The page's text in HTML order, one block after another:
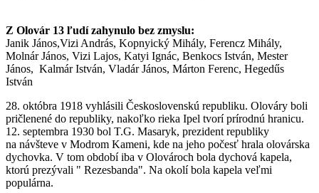
Z Olovár 13 ľudí zahynulo bez zmyslu:
Janik János,Vizi András, Kopnyický Mihály, Ferencz Mihály,
Molnár János, Vizi Lajos, Katyi Ignác, Benkocs István, Mester
János, Kalmár István, Vladár János, Márton Ferenc, Hegedűs
István
28. októbra 1918 vyhlásili Československú republiku. Olováry boli
pričlenené do republiky, nakoľko rieka Ipel tvorí prírodnú hranicu.
12. septembra 1930 bol T.G. Masaryk, prezident republiky
na návšteve v Modrom Kameni, kde na jeho počesť hrala olovárska
dychovka. V tom období iba v Olovároch bola dychová kapela,
ktorú prezývali " Rezesbanda". Na okolí bola kapela veľmi
populárna.